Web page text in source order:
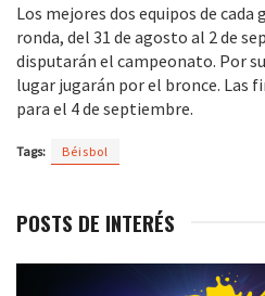
Los mejores dos equipos de cada
ronda, del 31 de agosto al 2 de
disputarán el campeonato. Por
lugar jugarán por el bronce. Las
para el 4 de septiembre.
Tags: Béisbol
POSTS DE INTERÉS